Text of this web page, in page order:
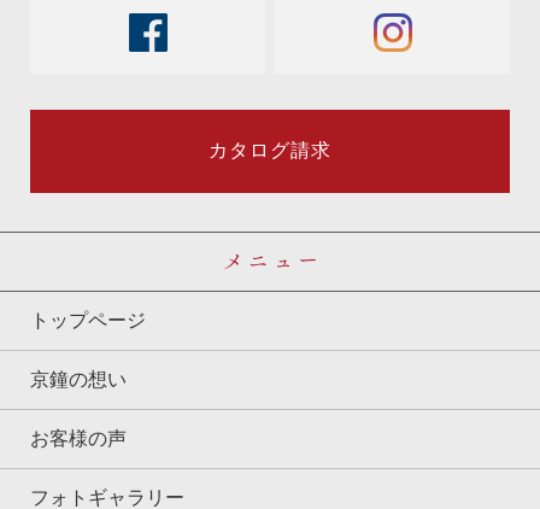
instagram
カタログ請求
トップページ
京鐘の想い
お客様の声
フォトギャラリー